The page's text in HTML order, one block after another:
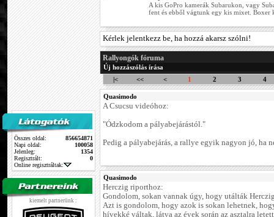
Összes oldal:
856654871
Napi oldal:
100058
Jelenleg:
1354
Regisztrált:
0
Online regisztráltak:
kiemelt partnerünk :
A kis GoPro kamerák Subarukon, vagy
fent és ebből vágtunk egy kis mixet.
Kérlek jelentkezz be, ha hozzá akarsz szólni!
Rallyongók fóruma
Új hozzászólás írása
|<
<< < 1 2 3 4
Quasimodo
A Csucsu videóhoz:
"Ódzkodom a pályabejárástól."
Pedig a pályabejárás, a rallye egyik nagyon jó, ha
Quasimodo
Herczig riporthoz:
Gondolom, sokan vannak úgy, hogy utálták
Azt is gondolom, hogy azok is sokan lehetnek,
hívekké váltak, látva az évek során az asztalra